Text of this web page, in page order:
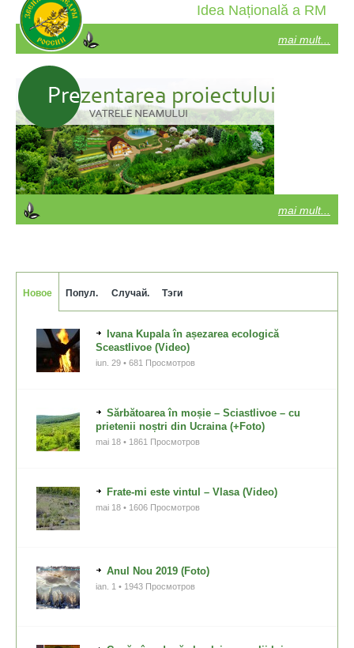
Idea Națională a RM
mai mult...
mai mult...
Новое Попул. Случай. Тэги
Ivana Kupala în așezarea ecologică
Sceastlivoe (Video)
iun. 29 • 681 Просмотров
Sărbătoarea în moșie – Sciastlivoe – cu
prietenii noștri din Ucraina (+Foto)
mai 18 • 1861 Просмотров
Frate-mi este vintul – Vlasa (Video)
mai 18 • 1606 Просмотров
Anul Nou 2019 (Foto)
ian. 1 • 1943 Просмотров